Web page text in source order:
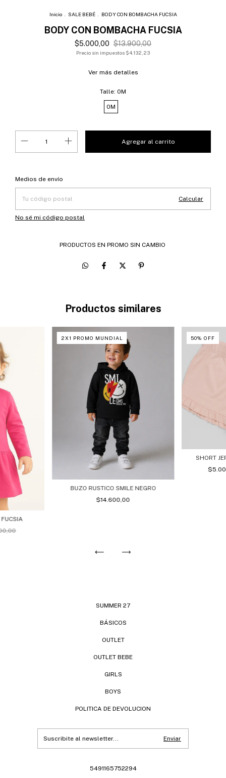
Inicio SALE BEBÉ BODY CON BOMBACHA FUCSIA
BODY CON BOMBACHA FUCSIA
$5.000,00 $13.900,00
Precio sin impuestos $4.132,23
Ver más detalles
Talle: 0M
0M
Entregas para el CP:
Medios de envío
Calcular
No sé mi código postal
PRODUCTOS EN PROMO SIN CAMBIO
Productos similares
FUCSIA
2X1 PROMO MUNDIAL
BUZO RUSTICO SMILE NEGRO
$14.600,00
50%OFF
SHORT
SUMMER 27
BÁSICOS
OUTLET
OUTLET BEBE
GIRLS
BOYS
POLITICA DE DEVOLUCION
5491165752294